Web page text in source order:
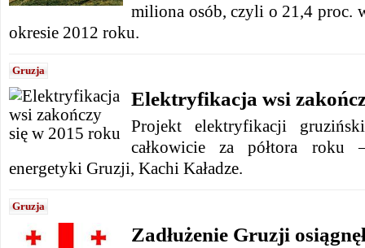
miliona osób, czyli o 21,4 proc.
okresie 2012 roku.
Gruzja
Elektryfikacja wsi
Projekt elektryfikacji
całkowicie za półtora roku
energetyki Gruzji, Kachi Kaładze.
Gruzja
Zadłużenie Gruzji